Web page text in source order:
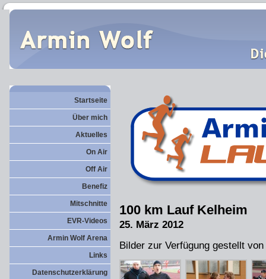
Startseite
Über mich
Aktuelles
On Air
Off Air
Benefiz
Mitschnitte
EVR-Videos
Armin Wolf Arena
Links
Datenschutzerklärung
100 km Lauf Kelheim
25. März 2012
Bilder zur Verfügung gestellt